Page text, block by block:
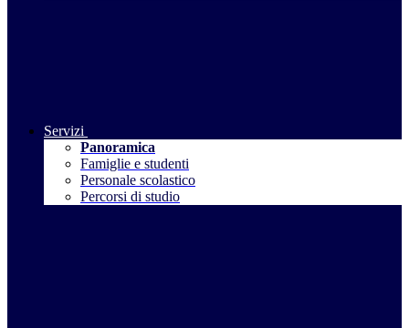
Servizi
Panoramica
Famiglie e studenti
Personale scolastico
Percorsi di studio